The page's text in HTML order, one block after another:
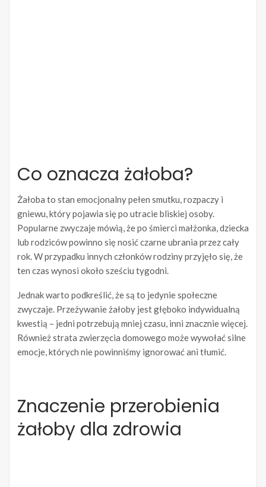
Co oznacza żałoba?
Żałoba to stan emocjonalny pełen smutku, rozpaczy i
gniewu, który pojawia się po utracie bliskiej osoby.
Popularne zwyczaje mówią, że po śmierci małżonka, dziecka
lub rodziców powinno się nosić czarne ubrania przez cały
rok. W przypadku innych członków rodziny przyjęło się, że
ten czas wynosi około sześciu tygodni.
Jednak warto podkreślić, że są to jedynie społeczne
zwyczaje. Przeżywanie żałoby jest głęboko indywidualną
kwestią – jedni potrzebują mniej czasu, inni znacznie więcej.
Również strata zwierzęcia domowego może wywołać silne
emocje, których nie powinniśmy ignorować ani tłumić.
Znaczenie przerobienia
żałoby dla zdrowia